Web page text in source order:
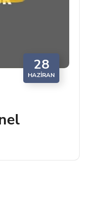
28
HAZIRAN